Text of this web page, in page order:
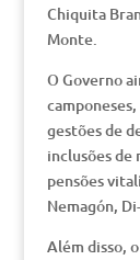
Chiquita
Monte.
O Governo
gestões de
inclusões de
pensões
Nemagón,
Além disso,